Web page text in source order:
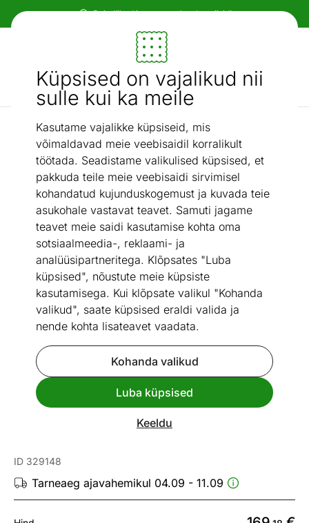
Küpsised on vajalikud nii
sulle kui ka meile
Kasutame vajalikke küpsiseid, mis
võimaldavad meie veebisaidil korralikult
töötada. Seadistame valikulised küpsised, et
pakkuda teile meie veebisaidi sirvimisel
kohandatud kujunduskogemust ja kuvada teie
asukohale vastavat teavet. Samuti jagame
teavet meie saidi kasutamise kohta oma
sotsiaalmeedia-, reklaami- ja
analüüsipartneritega. Klõpsates "Luba
küpsised", nõustute meie küpsiste
kasutamisega. Kui klõpsate valikul "Kohanda
valikud", saate küpsised eraldi valida ja
nende kohta lisateavet vaadata.
Kohanda valikud
Luba küpsised
Keeldu
Paindlikud ja mugavad makseviisid!
Mööbel ja sisustus - ON24
Otsi...
AI otsing
Kunstkiust vaibad / Vaip 80x150 cm
Vaata sarnaseid
ID 329148
Tarneaeg ajavahemikul 04.09 - 11.09